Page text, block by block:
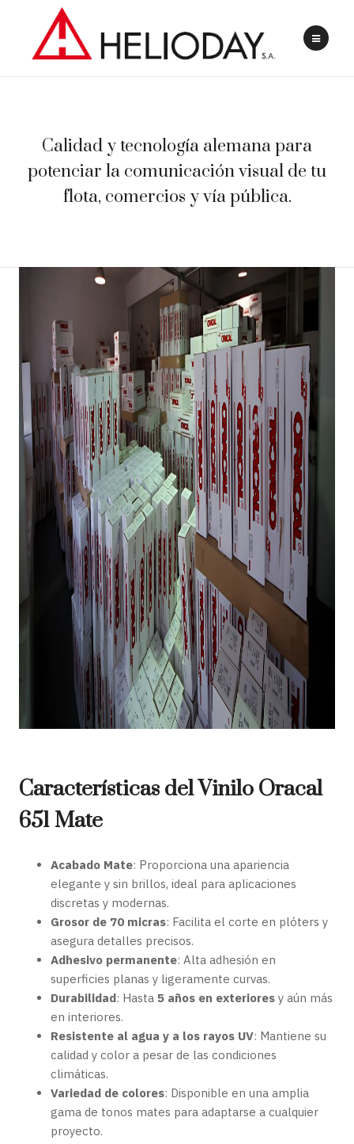
Calidad y tecnología alemana para
potenciar la comunicación visual de tu
flota, comercios y vía pública.
Características del Vinilo Oracal
651 Mate
Acabado Mate: Proporciona una apariencia
elegante y sin brillos, ideal para aplicaciones
discretas y modernas.
Grosor de 70 micras: Facilita el corte en plóters y
asegura detalles precisos.
Adhesivo permanente: Alta adhesión en
superficies planas y ligeramente curvas.
Durabilidad: Hasta 5 años en exteriores y aún más
en interiores.
Resistente al agua y a los rayos UV: Mantiene su
calidad y color a pesar de las condiciones
climáticas.
Variedad de colores: Disponible en una amplia
gama de tonos mates para adaptarse a cualquier
proyecto.